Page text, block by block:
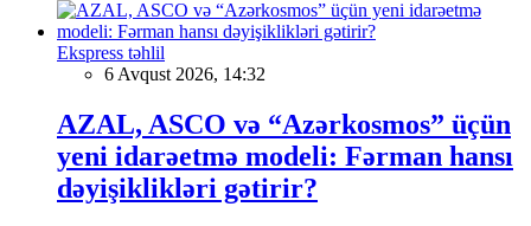
Ekspress təhlil
6 Avqust 2026, 14:32
AZAL, ASCO və “Azərkosmos” üçün
yeni idarəetmə modeli: Fərman hansı
dəyişiklikləri gətirir?